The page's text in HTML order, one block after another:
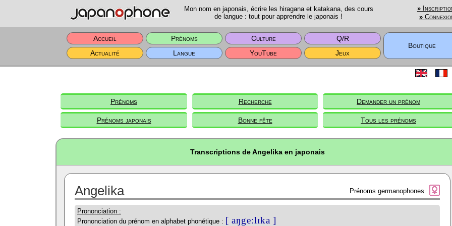
Mon nom en japonais, écrire les hiragana et katakana, des cours
de langue : tout pour apprendre le japonais !
»
»
Accueil Prénoms Culture
Q/R
Boutique
Actualité
Langue YouTube Jeux
Prénoms Recherche Demander un prénom
Prénoms japonais Bonne fête Tous les prénoms
Transcriptions de Angelika en japonais
Angelika Prénoms germanophones
Prononciation :
Prononciation du prénom en alphabet phonétique : [ aŋgeːlɪka ]